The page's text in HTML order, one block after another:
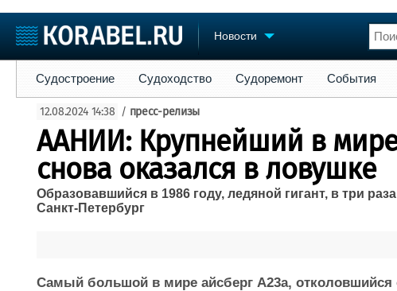
Новости
Судостроение
Пульс
Новости
Репутация
Работа
Крюинг
Торговая площадка
Доска объявлений
Продажа флота
Оборудование
Изделия
Материалы
Конференции
Личности
Судостроение Судоходство Судоремонт События
12.08.2024 14:38 / пресс-релизы
ААНИИ: Крупнейший в
снова оказался в ловушке
Образовавшийся в 1986 году, ледяной гигант, в три
Санкт-Петербург
Самый большой в мире айсберг А23а, отколовшийся